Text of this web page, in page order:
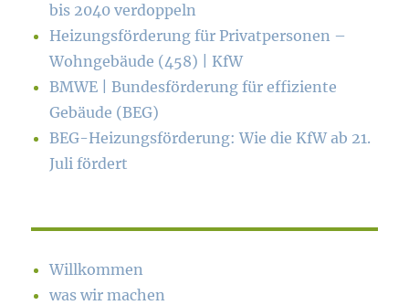
bis 2040 verdoppeln
Heizungsförderung für Privatpersonen –
Wohngebäude (458) | KfW
BMWE | Bundesförderung für effiziente
Gebäude (BEG)
BEG-Heizungsförderung: Wie die KfW ab 21.
Juli fördert
Willkommen
was wir machen